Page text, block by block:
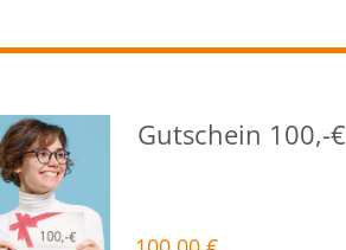
Gutschein 100,-€